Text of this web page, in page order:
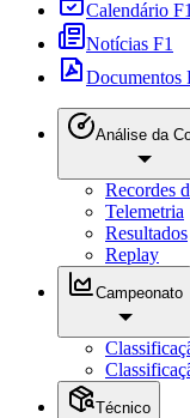
Calendário F1
Notícias F1
Documentos
Análise da
Recordes
Telemetria
Resultados
Replay
Campeonato
Técnico